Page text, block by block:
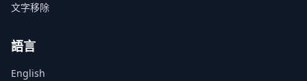
文字移除
語言
English